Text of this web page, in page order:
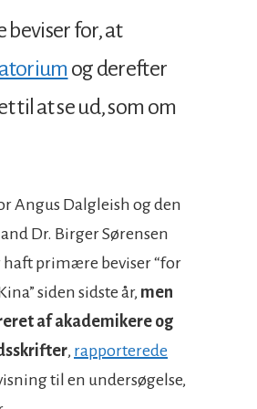
beviser for, at
og derefter
til at se ud, som om
Angus Dalgleish og den
Dr. Birger Sørensen
haft primære beviser “for
siden sidste år, men
af akademikere og
, rapporterede
til en undersøgelse,